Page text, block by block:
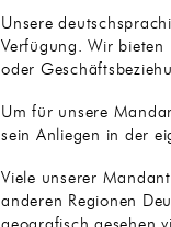
Unsere
Verfügung. Wir bieten
oder
Um für unsere
sein Anliegen in der
Viele unserer
anderen Regionen